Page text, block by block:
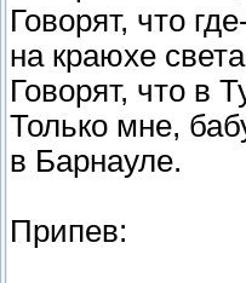
Говорят, что
на краюхе
Говорят, что в
Только мне,
в Барнауле.
Припев: